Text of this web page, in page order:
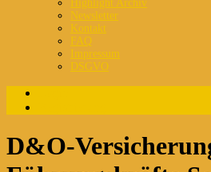
Highlight Archiv
Newsletter
Kontakt
FAQ
Impressum
DSGVO
D&O-